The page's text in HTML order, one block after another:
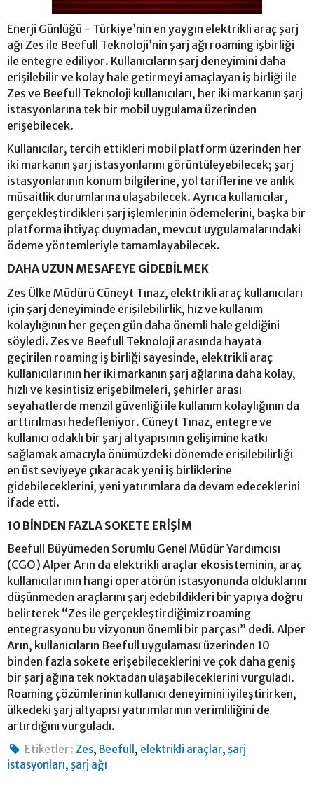
Enerji Günlüğü - Türkiye’nin en yaygın elektrikli araç şarj
ağı Zes ile Beefull Teknoloji’nin şarj ağı roaming işbirliği
ile entegre ediliyor. Kullanıcıların şarj deneyimini daha
erişilebilir ve kolay hale getirmeyi amaçlayan iş birliği ile
Zes ve Beefull Teknoloji kullanıcıları, her iki markanın şarj
istasyonlarına tek bir mobil uygulama üzerinden
erişebilecek.
Kullanıcılar, tercih ettikleri mobil platform üzerinden her
iki markanın şarj istasyonlarını görüntüleyebilecek; şarj
istasyonlarının konum bilgilerine, yol tariflerine ve anlık
müsaitlik durumlarına ulaşabilecek. Ayrıca kullanıcılar,
gerçekleştirdikleri şarj işlemlerinin ödemelerini, başka bir
platforma ihtiyaç duymadan, mevcut uygulamalarındaki
ödeme yöntemleriyle tamamlayabilecek.
DAHA UZUN MESAFEYE GİDEBİLMEK
Zes Ülke Müdürü Cüneyt Tınaz, elektrikli araç kullanıcıları
için şarj deneyiminde erişilebilirlik, hız ve kullanım
kolaylığının her geçen gün daha önemli hale geldiğini
söyledi. Zes ve Beefull Teknoloji arasında hayata
geçirilen roaming iş birliği sayesinde, elektrikli araç
kullanıcılarının her iki markanın şarj ağlarına daha kolay,
hızlı ve kesintisiz erişebilmeleri, şehirler arası
seyahatlerde menzil güvenliği ile kullanım kolaylığının da
arttırılması hedefleniyor. Cüneyt Tınaz, entegre ve
kullanıcı odaklı bir şarj altyapısının gelişimine katkı
sağlamak amacıyla önümüzdeki dönemde erişilebilirliği
en üst seviyeye çıkaracak yeni iş birliklerine
gidebileceklerini, yeni yatırımlara da devam edeceklerini
ifade etti.
10 BİNDEN FAZLA SOKETE ERİŞİM
Beefull Büyümeden Sorumlu Genel Müdür Yardımcısı
(CGO) Alper Arın da elektrikli araçlar ekosisteminin, araç
kullanıcılarının hangi operatörün istasyonunda olduklarını
düşünmeden araçlarını şarj edebildikleri bir yapıya doğru
belirterek “Zes ile gerçekleştirdiğimiz roaming
entegrasyonu bu vizyonun önemli bir parçası” dedi. Alper
Arın, kullanıcıların Beefull uygulaması üzerinden 10
binden fazla sokete erişebileceklerini ve çok daha geniş
bir şarj ağına tek noktadan ulaşabileceklerini vurguladı.
Roaming çözümlerinin kullanıcı deneyimini iyileştirirken,
ülkedeki şarj altyapısı yatırımlarının verimliliğini de
artırdığını vurguladı.
Etiketler : Zes, Beefull , elektrikli araçlar, şarj
istasyonları, şarj ağı